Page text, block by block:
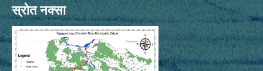
स्रोत नक्सा